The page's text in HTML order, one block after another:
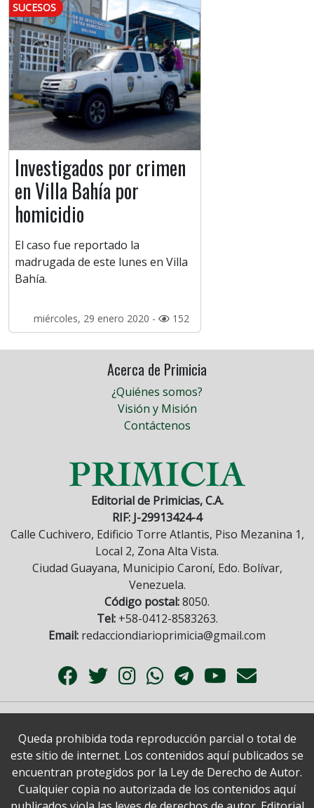
SUCESOS
Investigados por crimen
en Villa Bahía por
homicidio
El caso fue reportado la
madrugada de este lunes en Villa
Bahía.
miércoles, 29 enero 2020 - 152
Acerca de Primicia
¿Quiénes somos?
Visión y Misión
Contáctenos
Editorial de Primicias, C.A.
RIF: J-29913424-4
Calle Cuchivero, Edificio Torre Atlantis, Piso Mezanina 1,
Local 2, Zona Alta Vista.
Ciudad Guayana, Municipio Caroní, Edo. Bolívar,
Venezuela.
Código postal:8050.
Tel:+58-0412-8583263.
Email: redacciondiarioprimicia@gmail.com
Queda prohibida toda reproducción parcial o total de
este sitio de internet. Los contenidos aquí publicados se
encuentran protegidos por la Ley de Derecho de Autor.
Cualquier copia no autorizada de los contenidos aquí